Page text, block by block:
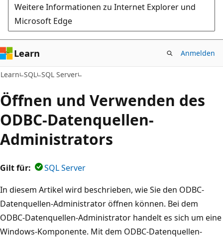
Weitere Informationen zu Internet Explorer und
Microsoft Edge
Learn Anmelden
Learn SQL SQL Server
Öffnen und Verwenden des
ODBC-Datenquellen-
Administrators
Gilt für:
SQL Server
In diesem Artikel wird beschrieben, wie Sie den ODBC-
Datenquellen-Administrator öffnen können. Bei dem
ODBC-Datenquellen-Administrator handelt es sich um eine
Windows-Komponente. Mit dem ODBC-Datenquellen-